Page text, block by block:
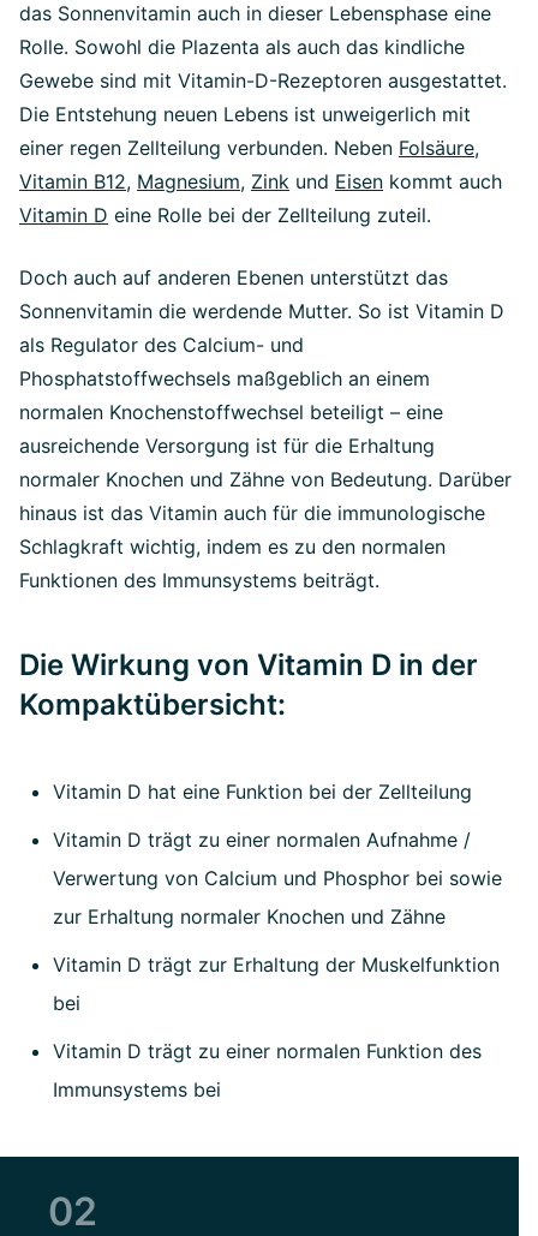
das Sonnenvitamin auch in dieser Lebensphase eine
Rolle. Sowohl die Plazenta als auch das kindliche
Gewebe sind mit Vitamin-D-Rezeptoren ausgestattet.
Die Entstehung neuen Lebens ist unweigerlich mit
einer regen Zellteilung verbunden. Neben Folsäure,
Vitamin B12, Magnesium, Zink und Eisen kommt auch
Vitamin D eine Rolle bei der Zellteilung zuteil.
Doch auch auf anderen Ebenen unterstützt das
Sonnenvitamin die werdende Mutter. So ist Vitamin D
als Regulator des Calcium- und
Phosphatstoffwechsels maßgeblich an einem
normalen Knochenstoffwechsel beteiligt – eine
ausreichende Versorgung ist für die Erhaltung
normaler Knochen und Zähne von Bedeutung. Darüber
hinaus ist das Vitamin auch für die immunologische
Schlagkraft wichtig, indem es zu den normalen
Funktionen des Immunsystems beiträgt.
Die Wirkung von Vitamin D in der
Kompaktübersicht:
Vitamin D hat eine Funktion bei der Zellteilung
Vitamin D trägt zu einer normalen Aufnahme /
Verwertung von Calcium und Phosphor bei sowie
zur Erhaltung normaler Knochen und Zähne
Vitamin D trägt zur Erhaltung der Muskelfunktion
bei
Vitamin D trägt zu einer normalen Funktion des
Immunsystems bei
02